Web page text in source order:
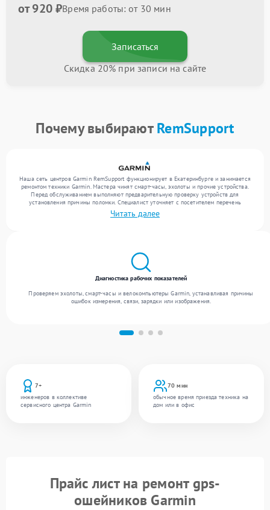
от 920 ₽Время работы: от 30 мин
Записаться
Скидка 20% при записи на сайте
Почему выбираютRemSupport
Наша сеть центров Garmin RemSupport функционирует в Екатеринбурге и занимается
ремонтом техники Garmin. Мастера чинят смарт-часы, эхолоты и прочие устройства.
Перед обслуживанием выполняют предварительную проверку устройств для
установления причины поломки. Специалист уточняет с посетителем перечень
необходимых работ и цену. Только после этого инженеры реализуют восстановление
с заменой комплектующих по необходимости. По завершении работ их качество
Читать далее
7+
инженеров в коллективе
сервисного центра Garmin
70 мин
обычное время приезда техника на
дом или в офис
Диагностика рабочих показателей
Проверяем эхолоты, смарт-часы и велокомпьютеры Garmin, устанавливая причины
ошибок измерения, связи, зарядки или изображения.
Прайс лист на ремонт gps-
ошейников Garmin